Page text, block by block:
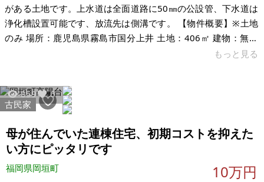
がある土地です。上水道は全面道路に50㎜の公設管、下水道は
浄化槽設置可能です、放流先は側溝です。 【物件概要】※土地
のみ 場所：鹿児島県霧島市国分上井 土地：406㎡ 建物：無し
構造：無し 現況：更地 希望価格：98万円（税込） ※現状有もっと見る
859
6
古民家
母が住んでいた連棟住宅、初期コストを抑えた
い方にピッタリです
福岡県岡垣町 10万円